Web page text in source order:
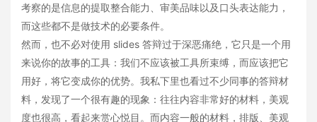
考察的是信息的提取整合能力、审美品味以及口头表达能力，
而这些都不是做技术的必要条件。
然而，也不必对使用 slides 答辩过于深恶痛绝，它只是一个用
来说你的故事的工具：我们不应该被工具所束缚，而应该把它
用好，将它变成你的优势。我私下里也看过不少同事的答辩材
料，发现了一个很有趣的现象：往往内容非常好的材料，美观
度也很高，看起来赏心悦目。而内容一般的材料，排版、美观